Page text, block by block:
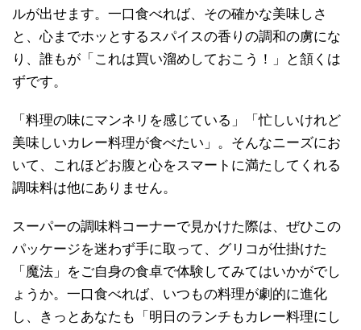
ルが出せます。一口食べれば、その確かな美味しさ
と、心までホッとするスパイスの香りの調和の虜にな
り、誰もが「これは買い溜めしておこう！」と頷くは
ずです。
「料理の味にマンネリを感じている」「忙しいけれど
美味しいカレー料理が食べたい」。そんなニーズにお
いて、これほどお腹と心をスマートに満たしてくれる
調味料は他にありません。
スーパーの調味料コーナーで見かけた際は、ぜひこの
パッケージを迷わず手に取って、グリコが仕掛けた
「魔法」をご自身の食卓で体験してみてはいかがでし
ょうか。一口食べれば、いつもの料理が劇的に進化
し、きっとあなたも「明日のランチもカレー料理にし